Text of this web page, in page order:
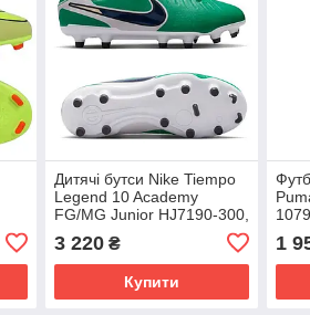
Дитячі бутси Nike Tiempo
Legend 10 Academy
FG/MG Junior HJ7190-300,
38.5
3 220₴
Купити
1